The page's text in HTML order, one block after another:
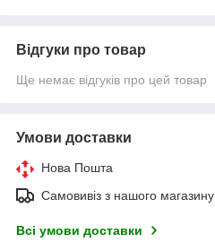
Відгуки про товар
Ще немає відгуків про цей товар
Умови доставки
Нова Пошта
Самовивіз з нашого магазину
Всі умови доставки